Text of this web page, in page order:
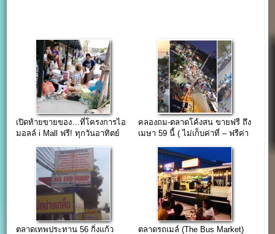
เปิดท้ายขายของ…ที่โครงการไอ
มอลล์ i Mall ฟรี! ทุกวันอาทิตย์
คลองถม-ตลาดโค้งสน ขายฟรี ถึง
เมษา 59 นี้ ( ไม่เก็บค่าที่ – ฟรีค่า
ตลาดเทพประทาน 56 กิ่งแก้ว ตลาดรถเมล์ (The Bus Market)